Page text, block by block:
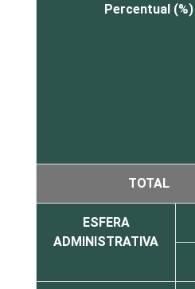
Percentual (%)
TOTAL
ESFERA
ADMINISTRATIVA